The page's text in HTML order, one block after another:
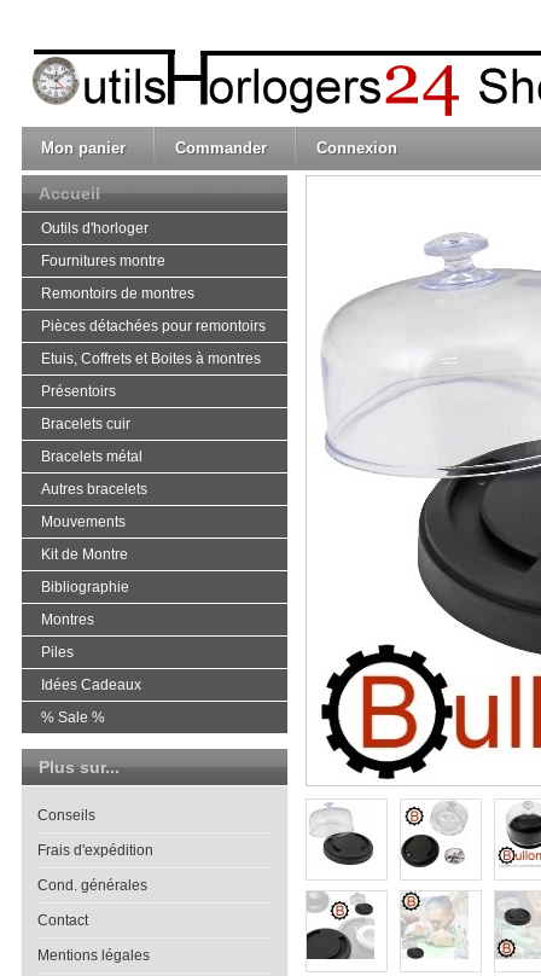
Mon panier Commander Connexion
Accueil
Outils d'horloger
Fournitures montre
Remontoirs de montres
Pièces détachées pour remontoirs
Etuis, Coffrets et Boites à montres
Présentoirs
Bracelets cuir
Bracelets métal
Autres bracelets
Mouvements
Kit de Montre
Bibliographie
Montres
Piles
Idées Cadeaux
% Sale %
Plus sur...
Conseils
Frais d'expédition
Cond. générales
Contact
Mentions légales